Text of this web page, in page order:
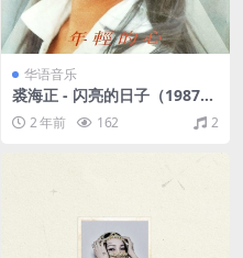
华语音乐
裘海正 - 闪亮的日子（1987/F
LAC/分轨/309M）
2 年前 162 2